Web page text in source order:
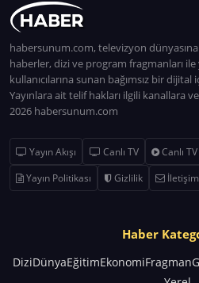
habersunum.com, televizyon
haberler, dizi ve program fragmanları ile
kullanıcılarına sunan bağımsız bir
Yayınlara ait telif hakları ilgili kanallara
2026 habersunum.com
Yayın Akışı Canlı TV Canlı
Yayın Politikası
Gizlilik İletişim
Haber
DiziDünyaEğitimEkonomiFragman